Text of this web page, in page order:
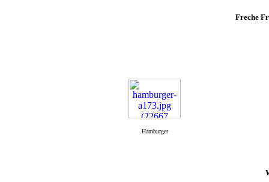
Freche
Hamburger